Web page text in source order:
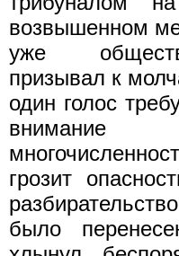
возвышенном
уже
призывал к
один голос
внимание
грозит
было